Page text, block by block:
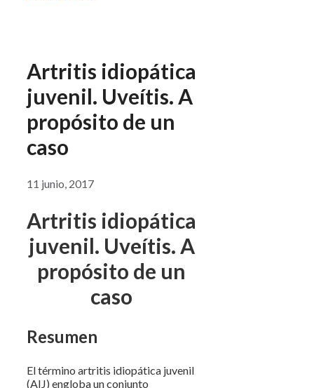
Artritis idiopática
juvenil. Uveítis. A
propósito de un
caso
11 junio, 2017
Artritis idiopática
juvenil. Uveítis. A
propósito de un
caso
Resumen
El término artritis idiopática juvenil
(AIJ) engloba un conjunto